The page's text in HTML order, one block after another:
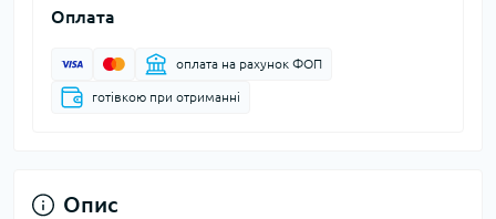
Оплата
оплата на рахунок ФОП
готівкою при отриманні
Опис